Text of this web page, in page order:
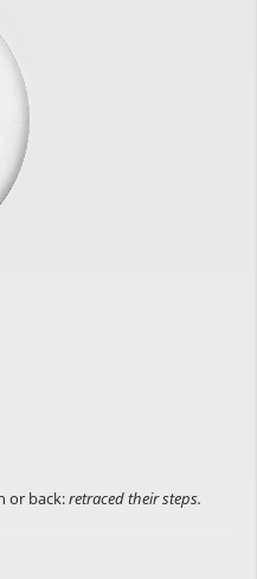
or back:retraced their steps.